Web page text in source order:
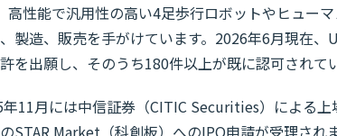
性能で汎用性の高い4足歩行ロボットやヒュー
製造、販売を手がけています。2026年6月現在
を出願し、そのうち180件以上が既に認可されて
年11月には中信証券（CITIC Securities）による
STAR Market（科創板）へのIPO申請が受理され